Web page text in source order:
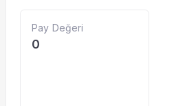
Pay Değeri
0